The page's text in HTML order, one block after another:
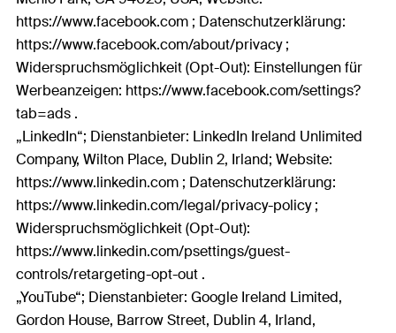
https://www.facebook.com ; Datenschutzerklärung:
https://www.facebook.com/about/privacy ;
Widerspruchsmöglichkeit (Opt-Out): Einstellungen für
Werbeanzeigen: https://www.facebook.com/settings?
tab=ads .
„LinkedIn“; Dienstanbieter: LinkedIn Ireland Unlimited
Company, Wilton Place, Dublin 2, Irland; Website:
https://www.linkedin.com ; Datenschutzerklärung:
https://www.linkedin.com/legal/privacy-policy ;
Widerspruchsmöglichkeit (Opt-Out):
https://www.linkedin.com/psettings/guest-
controls/retargeting-opt-out .
„YouTube“; Dienstanbieter: Google Ireland Limited,
Gordon House, Barrow Street, Dublin 4, Irland,